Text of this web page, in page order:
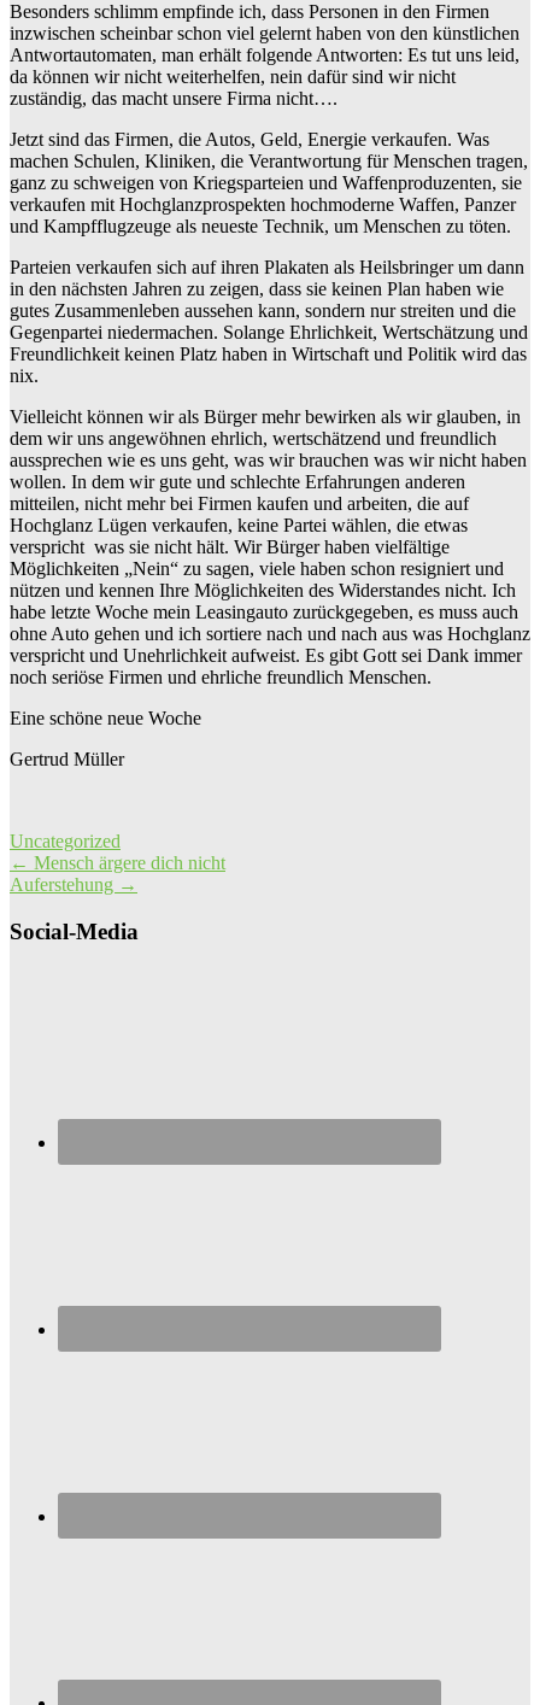
Besonders schlimm empfinde ich, dass Personen in den Firmen
inzwischen scheinbar schon viel gelernt haben von den künstlichen
Antwortautomaten, man erhält folgende Antworten: Es tut uns leid,
da können wir nicht weiterhelfen, nein dafür sind wir nicht
zuständig, das macht unsere Firma nicht….
Jetzt sind das Firmen, die Autos, Geld, Energie verkaufen. Was
machen Schulen, Kliniken, die Verantwortung für Menschen tragen,
ganz zu schweigen von Kriegsparteien und Waffenproduzenten, sie
verkaufen mit Hochglanzprospekten hochmoderne Waffen, Panzer
und Kampfflugzeuge als neueste Technik, um Menschen zu töten.
Parteien verkaufen sich auf ihren Plakaten als Heilsbringer um dann
in den nächsten Jahren zu zeigen, dass sie keinen Plan haben wie
gutes Zusammenleben aussehen kann, sondern nur streiten und die
Gegenpartei niedermachen. Solange Ehrlichkeit, Wertschätzung und
Freundlichkeit keinen Platz haben in Wirtschaft und Politik wird das
nix.
Vielleicht können wir als Bürger mehr bewirken als wir glauben, in
dem wir uns angewöhnen ehrlich, wertschätzend und freundlich
aussprechen wie es uns geht, was wir brauchen was wir nicht haben
wollen. In dem wir gute und schlechte Erfahrungen anderen
mitteilen, nicht mehr bei Firmen kaufen und arbeiten, die auf
Hochglanz Lügen verkaufen, keine Partei wählen, die etwas
verspricht was sie nicht hält. Wir Bürger haben vielfältige
Möglichkeiten „Nein“ zu sagen, viele haben schon resigniert und
nützen und kennen Ihre Möglichkeiten des Widerstandes nicht. Ich
habe letzte Woche mein Leasingauto zurückgegeben, es muss auch
ohne Auto gehen und ich sortiere nach und nach aus was Hochglanz
verspricht und Unehrlichkeit aufweist. Es gibt Gott sei Dank immer
noch seriöse Firmen und ehrliche freundlich Menschen.
Eine schöne neue Woche
Gertrud Müller
Uncategorized
Post
navigation
← Mensch ärgere dich nicht
Auferstehung →
Social-Media